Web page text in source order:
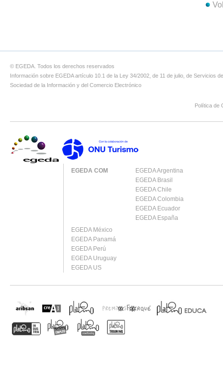
© EGEDA. Todos los derechos reservados
Información sobre EGEDA artículo 10.1 de la Ley 34/2002, de 11 de julio, de Servicios
Sociedad de la Información y del Comercio Electrónico
Política de
EGEDA COM
EGEDA Argentina
EGEDA Brasil
EGEDA Chile
EGEDA Colombia
EGEDA Ecuador
EGEDA España
EGEDA México
EGEDA Panamá
EGEDA Perú
EGEDA Uruguay
EGEDA US